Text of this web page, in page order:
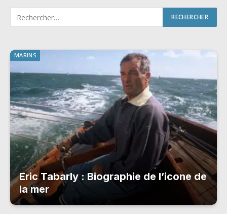
MARINS
Eric Tabarly : Biographie de l’icone de
la mer